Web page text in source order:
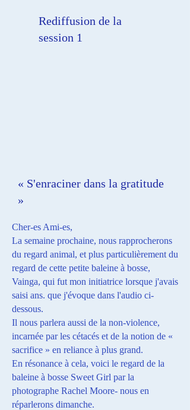
Rediffusion de la
session 1
« S'enraciner dans la gratitude
»
Cher-es Ami-es,
La semaine prochaine, nous rapprocherons
du regard animal, et plus particulièrement du
regard de cette petite baleine à bosse,
Vainga, qui fut mon initiatrice lorsque j'avais
saisi ans. que j'évoque dans l'audio ci-
dessous.
Il nous parlera aussi de la non-violence,
incarnée par les cétacés et de la notion de «
sacrifice » en reliance à plus grand.
En résonance à cela, voici le regard de la
baleine à bosse Sweet Girl par la
photographe Rachel Moore- nous en
réparlerons dimanche.